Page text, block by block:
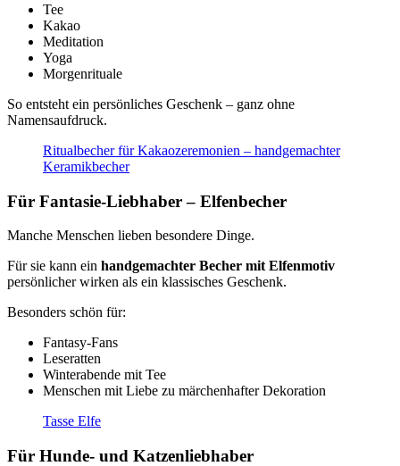
Tee
Kakao
Meditation
Yoga
Morgenrituale
So entsteht ein persönliches Geschenk – ganz ohne
Namensaufdruck.
Ritualbecher für Kakaozeremonien – handgemachter
Keramikbecher
Für Fantasie-Liebhaber – Elfenbecher
Manche Menschen lieben besondere Dinge.
Für sie kann ein handgemachter Becher mit Elfenmotiv
persönlicher wirken als ein klassisches Geschenk.
Besonders schön für:
Fantasy-Fans
Leseratten
Winterabende mit Tee
Menschen mit Liebe zu märchenhafter Dekoration
Tasse Elfe
Für Hunde- und Katzenliebhaber